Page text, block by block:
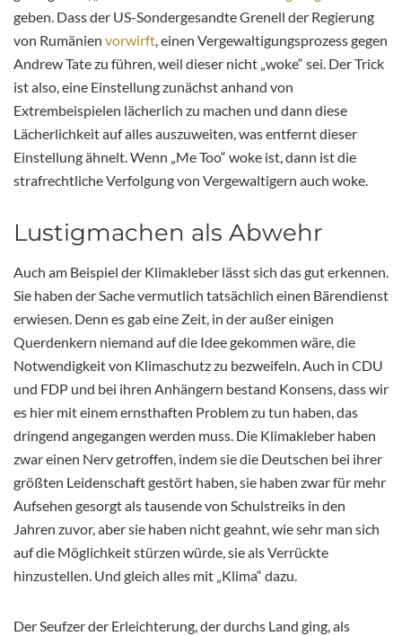
geben. Dass der US-Sondergesandte Grenell der Regierung
von Rumänien vorwirft, einen Vergewaltigungsprozess gegen
Andrew Tate zu führen, weil dieser nicht „woke“ sei. Der Trick
ist also, eine Einstellung zunächst anhand von
Extrembeispielen lächerlich zu machen und dann diese
Lächerlichkeit auf alles auszuweiten, was entfernt dieser
Einstellung ähnelt. Wenn „Me Too“ woke ist, dann ist die
strafrechtliche Verfolgung von Vergewaltigern auch woke.
Lustigmachen als Abwehr
Auch am Beispiel der Klimakleber lässt sich das gut erkennen.
Sie haben der Sache vermutlich tatsächlich einen Bärendienst
erwiesen. Denn es gab eine Zeit, in der außer einigen
Querdenkern niemand auf die Idee gekommen wäre, die
Notwendigkeit von Klimaschutz zu bezweifeln. Auch in CDU
und FDP und bei ihren Anhängern bestand Konsens, dass wir
es hier mit einem ernsthaften Problem zu tun haben, das
dringend angegangen werden muss. Die Klimakleber haben
zwar einen Nerv getroffen, indem sie die Deutschen bei ihrer
größten Leidenschaft gestört haben, sie haben zwar für mehr
Aufsehen gesorgt als tausende von Schulstreiks in den
Jahren zuvor, aber sie haben nicht geahnt, wie sehr man sich
auf die Möglichkeit stürzen würde, sie als Verrückte
hinzustellen. Und gleich alles mit „Klima“ dazu.
Der Seufzer der Erleichterung, der durchs Land ging, als